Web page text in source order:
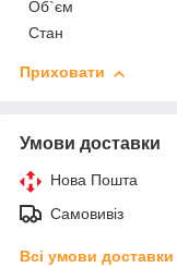
Об`єм
Стан
Приховати
Умови доставки
Нова Пошта
Самовивіз
Всі умови доставки